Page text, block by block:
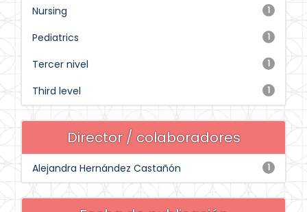
1
Nursing
1
Pediatrics
1
Tercer nivel
1
Third level
Director / colaboradores
1
Alejandra Hernández Castañón